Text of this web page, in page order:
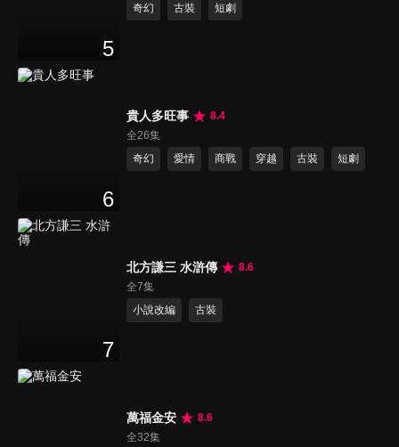
5
奇幻
古裝 短劇
6
貴人多旺事
8.4
全26集
奇幻
愛情 商戰 穿越 古裝 短劇
7
北方謙三 水滸傳
8.6
全7集
小說改編
古裝
萬福金安
8.6
全32集